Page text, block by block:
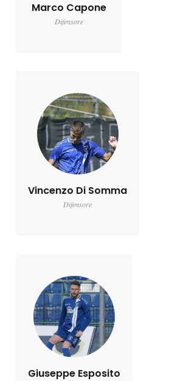
Marco Capone
Difensore
Vincenzo Di Somma
Difensore
Giuseppe Esposito